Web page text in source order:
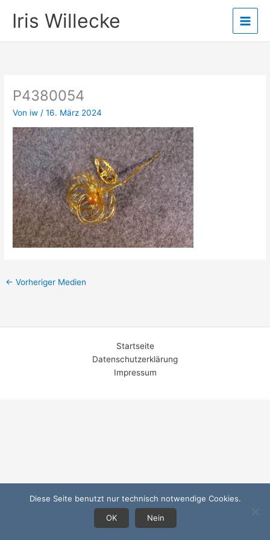
InhaltIris Willecke
P4380054
Von iw /16. März 2024
← Vorheriger Medien
Startseite
Datenschutzerklärung
Impressum
Diese Seite benutzt nur technisch notwendige Cookies.
OK
Nein